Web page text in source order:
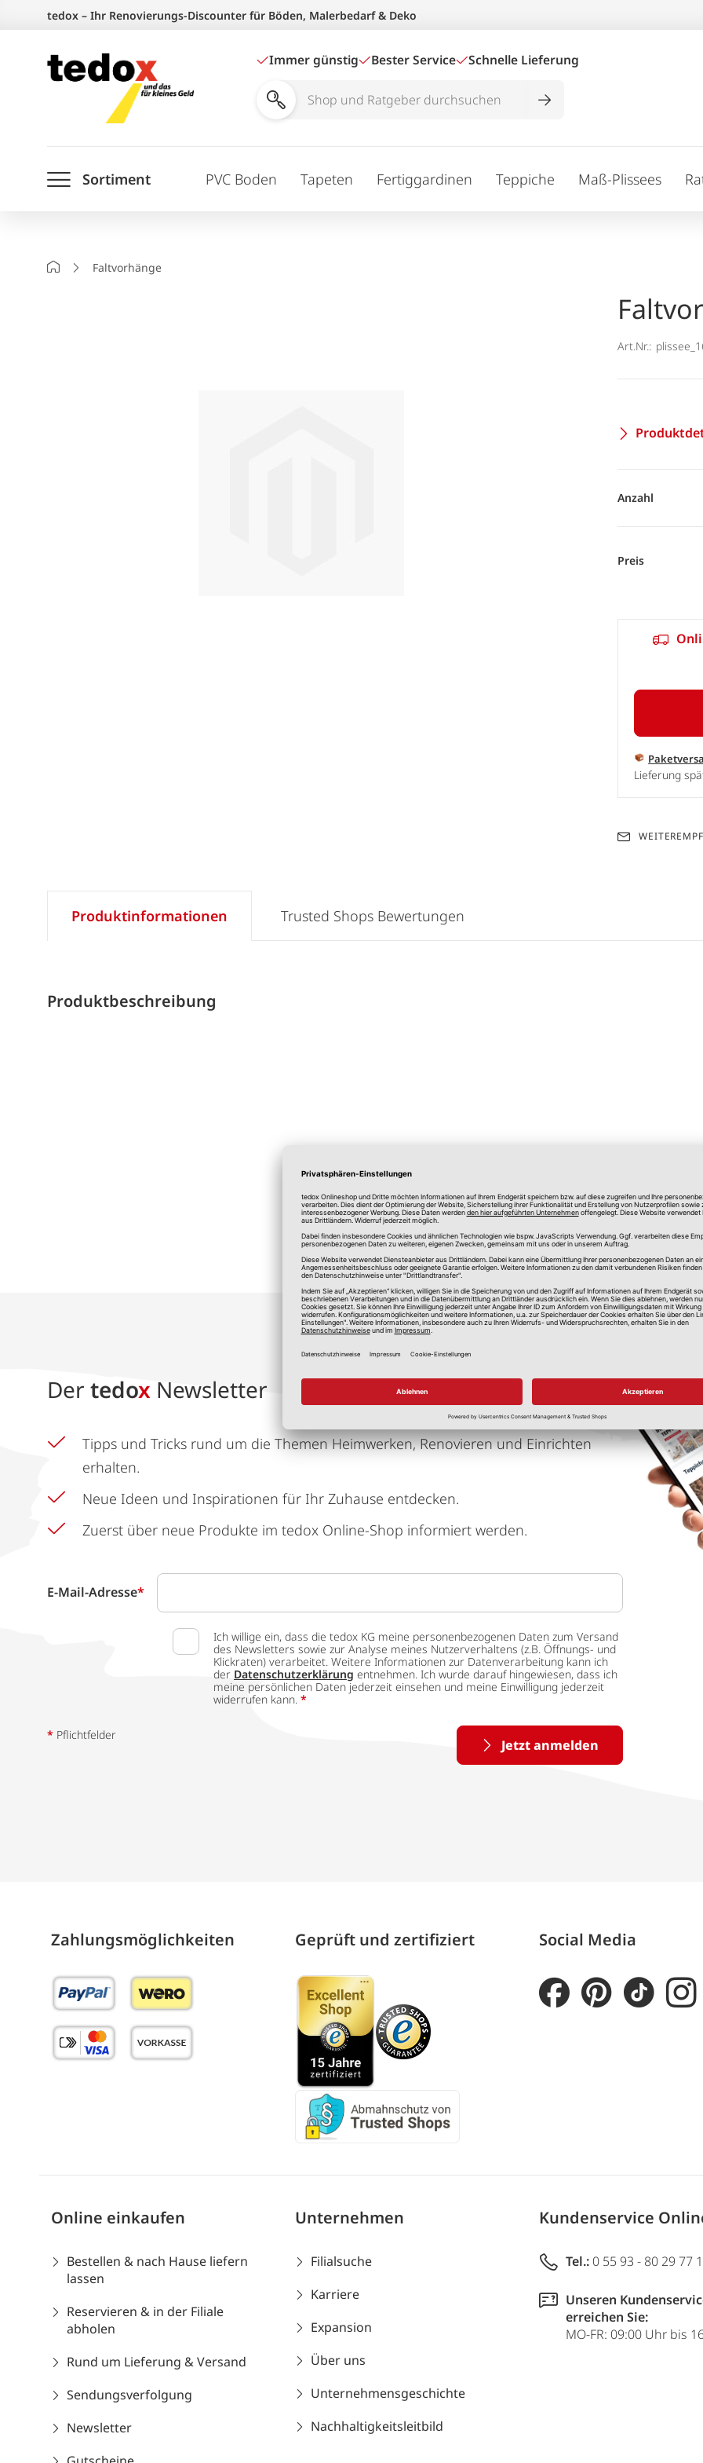
springen
tedox – Ihr Renovierungs-Discounter für Böden, Malerbedarf & Deko
Immer günstig Bester Service Schnelle Lieferung
Shop
durchsuchen
Sortiment PVC Boden Tapeten Fertiggardinen Teppiche Maß-Plissees
StartseiteFaltvorhänge
Art.Nr.:
Anzahl
Preis
Lieferung
Produktinformationen
Produktbeschreibung
Trusted Shops Bewertungen
*Alle Preise in Euro, inkl. gesetzlicher Mehrwertsteuer, zzgl.
Der tedox Newsletter
Tipps und Tricks rund um die Themen Heimwerken, Renovieren und Einrichten
erhalten.
Neue Ideen und Inspirationen für Ihr Zuhause entdecken.
Zuerst über neue Produkte im tedox Online-Shop informiert werden.
E-Mail-Adresse*
Ich willige ein, dass die tedox KG meine personenbezogenen Daten zum Versand
des Newsletters sowie zur Analyse meines Nutzerverhaltens (z.B. Öffnungs- und
Klickraten) verarbeitet. Weitere Informationen zur Datenverarbeitung kann ich
der Datenschutzerklärung entnehmen. Ich wurde darauf hingewiesen, dass ich
meine persönlichen Daten jederzeit einsehen und meine Einwilligung jederzeit
widerrufen kann. *
Jetzt anmelden
* Pflichtfelder
Zahlungs­möglich­keiten Geprüft und zertifiziert Social Media
Online einkaufen
Bestellen & nach Hause liefern
lassen
Reservieren & in der Filiale
abholen
Rund um Lieferung & Versand
Sendungsverfolgung
Newsletter
Unternehmen
Filialsuche
Karriere
Expansion
Über uns
Unternehmensgeschichte
Nachhaltigkeitsleitbild
Kundenservice
Tel.: 0 55 93 - 80 29 77
Unseren
erreichen Sie:
MO-FR: 09:00 Uhr bis